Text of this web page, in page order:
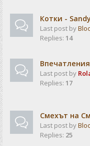
Котки -
Last post by
Replies: 14
Last post by
Replies: 17
Смехът на
Last post by
Replies: 25